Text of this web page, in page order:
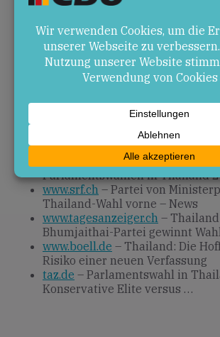
weitere politische Entwicklung hängt
reformorientierter Bewegungen ab.
Quellen
de.wikipedia.org–
– und stimmt
der Verfassung ab
– Ergebnis der
Parlamentswahlen in Thailand
www.srf.ch – Partei von
Thailand-Wahl vorne – News
www.tagesanzeiger.ch –
Bhumjaithai-Partei gewinnt
www.boell.de – Thailand: Die
Risiko einer neuen Verfassung
taz.de – Parlamentswahl in
Konservative Elite versus …